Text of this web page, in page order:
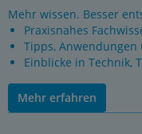
Mehr wissen. Besser
Praxisnahes
Tipps,
Einblicke in Technik,
Mehr erfahren